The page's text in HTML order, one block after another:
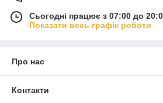
Сьогодні працює з 07:00 до
Показати весь графік роботи
Про нас
Контакти